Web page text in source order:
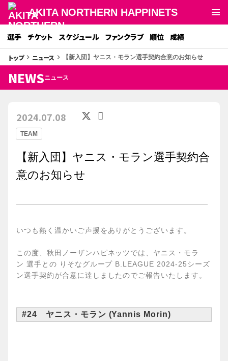
AKITA NORTHERN HAPPINETS
選手 チケット スケジュール ファンクラブ 順位 成績
トップkeyboard_arrow_right ニュース keyboard_arrow_right 【新入団】ヤニス・モラン選手契約合意のお知らせ
NEWSニュース
TEAM
2024.07.08
【新入団】ヤニス・モラン選手契約合
意のお知らせ
いつも熱く温かいご声援をありがとうございます。
この度、秋田ノーザンハピネッツでは、ヤニス・モラ
ン 選手との りそなグループ B.LEAGUE 2024-25シーズ
ン選手契約が合意に達しましたのでご報告いたします。
#24 ヤニス・モラン (Yannis Morin)